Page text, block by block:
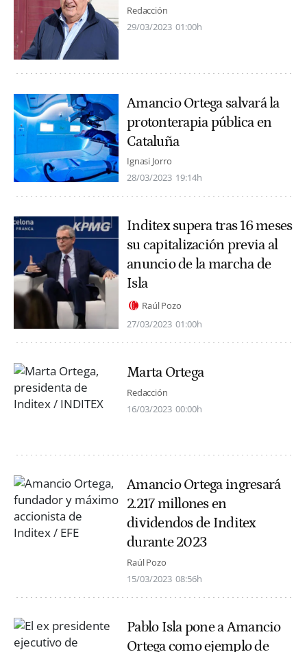
Redacción
29/03/2023 01:00h
Amancio Ortega salvará la
protonterapia pública en
Cataluña
Ignasi Jorro
28/03/2023 19:14h
Inditex supera tras 16 meses
su capitalización previa al
anuncio de la marcha de
Isla
Raúl Pozo
27/03/2023 01:00h
Marta Ortega
Redacción
16/03/2023 00:00h
Amancio Ortega ingresará
2.217 millones en
dividendos de Inditex
durante 2023
Raúl Pozo
15/03/2023 08:56h
Pablo Isla pone a Amancio
Ortega como ejemplo de